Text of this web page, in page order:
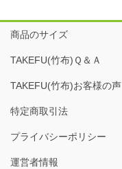
商品のサイズ
TAKEFU(竹布)Ｑ＆Ａ
TAKEFU(竹布)お客様の声
特定商取引法
プライバシーポリシー
運営者情報